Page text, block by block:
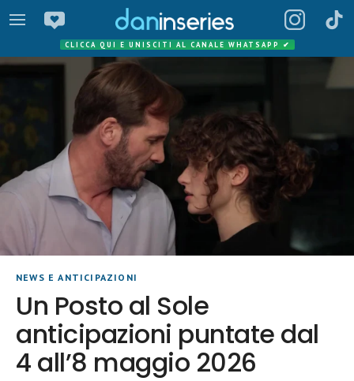
CLICCA QUI E UNISCITI AL CANALE WHATSAPP ✔
NEWS E ANTICIPAZIONI
Un Posto al Sole
anticipazioni puntate dal
4 all’8 maggio 2026